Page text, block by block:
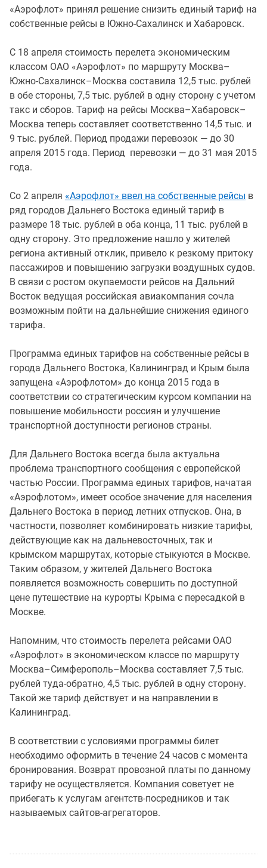
«Аэрофлот» принял решение снизить единый тариф на
собственные рейсы в Южно-Сахалинск и Хабаровск.
С 18 апреля стоимость перелета экономическим
классом ОАО «Аэрофлот» по маршруту Москва–
Южно-Сахалинск–Москва составила 12,5 тыс. рублей
в обе стороны, 7,5 тыс. рублей в одну сторону с учетом
такс и сборов. Тариф на рейсы Москва–Хабаровск–
Москва теперь составляет соответственно 14,5 тыс. и
9 тыс. рублей. Период продажи перевозок — до 30
апреля 2015 года. Период перевозки — до 31 мая 2015
года.
Со 2 апреля «Аэрофлот» ввел на собственные рейсы в
ряд городов Дальнего Востока единый тариф в
размере 18 тыс. рублей в оба конца, 11 тыс. рублей в
одну сторону. Это предложение нашло у жителей
региона активный отклик, привело к резкому притоку
пассажиров и повышению загрузки воздушных судов.
В связи с ростом окупаемости рейсов на Дальний
Восток ведущая российская авиакомпания сочла
возможным пойти на дальнейшие снижения единого
тарифа.
Программа единых тарифов на собственные рейсы в
города Дальнего Востока, Калининград и Крым была
запущена «Аэрофлотом» до конца 2015 года в
соответствии со стратегическим курсом компании на
повышение мобильности россиян и улучшение
транспортной доступности регионов страны.
Для Дальнего Востока всегда была актуальна
проблема транспортного сообщения с европейской
частью России. Программа единых тарифов, начатая
«Аэрофлотом», имеет особое значение для населения
Дальнего Востока в период летних отпусков. Она, в
частности, позволяет комбинировать низкие тарифы,
действующие как на дальневосточных, так и
крымском маршрутах, которые стыкуются в Москве.
Таким образом, у жителей Дальнего Востока
появляется возможность совершить по доступной
цене путешествие на курорты Крыма с пересадкой в
Москве.
Напомним, что стоимость перелета рейсами ОАО
«Аэрофлот» в экономическом классе по маршруту
Москва–Симферополь–Москва составляет 7,5 тыс.
рублей туда-обратно, 4,5 тыс. рублей в одну сторону.
Такой же тариф действует и на направлении в
Калининград.
В соответствии с условиями программы билет
необходимо оформить в течение 24 часов с момента
бронирования. Возврат провозной платы по данному
тарифу не осуществляется. Компания советует не
прибегать к услугам агентств-посредников и так
называемых сайтов-агрегаторов.